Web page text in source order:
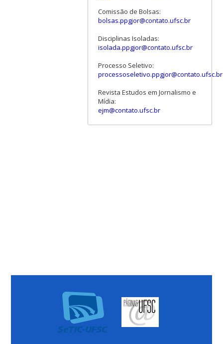
Comissão de Bolsas:
bolsas.ppgjor@contato.ufsc.br
Disciplinas Isoladas:
isolada.ppgjor@contato.ufsc.br
Processo Seletivo:
processoseletivo.ppgjor@contato.ufsc.br
Revista Estudos em Jornalismo e
Mídia:
ejm@contato.ufsc.br